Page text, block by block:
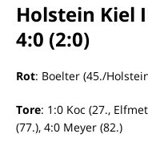
Holstein Kiel
4:0 (2:0)
Rot: Boelter (45./
Tore: 1:0 Koc (27.,
(77.), 4:0 Meyer (82.)